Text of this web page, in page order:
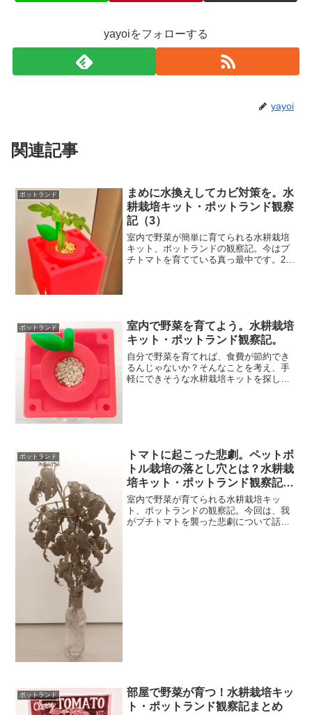
yayoiをフォローする
yayoi
関連記事
ポットランド
まめに水換えしてカビ対策を。水
耕栽培キット・ポットランド観察
記（3）
室内で野菜が簡単に育てられる水耕栽培
キット、ポットランドの観察記。今はプ
チトマトを育てている真っ最中です。2週
ポットランド
室内で野菜を育てよう。水耕栽培
キット・ポットランド観察記。
自分で野菜を育てれば、食費が節約でき
るんじゃないか？そんなことを考え、手
軽にできそうな水耕栽培キットを探して
ポットランド
トマトに起こった悲劇。ペットボ
トル栽培の落とし穴とは？水耕栽
培キット・ポットランド観察記
（7）
室内で野菜が育てられる水耕栽培キッ
ト、ポットランドの観察記。今回は、我
がプチトマトを襲った悲劇について話し
ポットランド
部屋で野菜が育つ！水耕栽培キッ
ト・ポットランド観察記まとめ